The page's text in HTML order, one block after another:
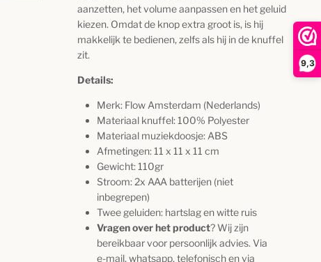
9,3
aanzetten, het volume aanpassen en het geluid
kiezen. Omdat de knop extra groot is, is hij
makkelijk te bedienen, zelfs als hij in de knuffel
zit.
Details:
Merk: Flow Amsterdam (Nederlands)
Materiaal knuffel: 100% Polyester
Materiaal muziekdoosje: ABS
Afmetingen: 11 x 11 x 11 cm
Gewicht: 110gr
Stroom: 2x AAA batterijen (niet
inbegrepen)
Twee geluiden: hartslag en witte ruis
Vragen over het product? Wij zijn
bereikbaar voor persoonlijk advies. Via
e-mail, whatsapp, telefonisch en via